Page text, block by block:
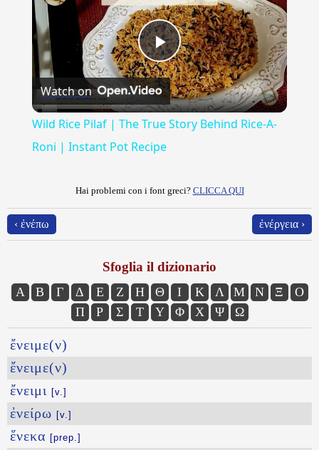
Play
Video
Watch on
Wild Rice Pilaf | The True Story Behind Rice-A-
Roni | Instant Pot Recipe
Hai problemi con i font greci? CLICCA QUI
‹ ἐνέπω ἐνέργεια ›
Sfoglia il dizionario
Α Β Γ Δ Ε Ζ Η Θ Ι Κ Λ Μ Ν Ξ
Ο
Π
Ρ Σ Τ Υ Φ Χ Ψ Ω
ἔνειμε(ν)
ἔνειμε(ν)
ἔνειμι
[v.]
ἐνείρω [v.]
ἕνεκα [prep.]